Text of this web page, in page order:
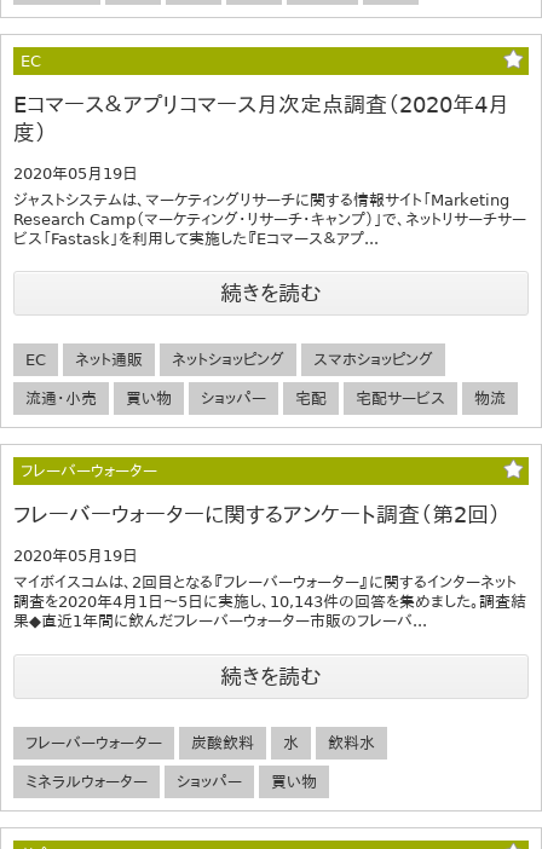
EC
Eコマース＆アプリコマース月次定点調査（2020年4月
度）
2020年05月19日
ジャストシステムは、マーケティングリサーチに関する情報サイト「Marketing
Research Camp（マーケティング・リサーチ・キャンプ）」で、ネットリサーチサー
ビス「Fastask」を利用して実施した『Eコマース＆アプ...
続きを読む
EC ネット通販 ネットショッピング スマホショッピング
流通・小売 買い物 ショッパー 宅配 宅配サービス 物流
フレーバーウォーター
フレーバーウォーターに関するアンケート調査（第2回）
2020年05月19日
マイボイスコムは、2回目となる『フレーバーウォーター』に関するインターネット
調査を2020年4月1日～5日に実施し、10,143件の回答を集めました。調査結
果◆直近1年間に飲んだフレーバーウォーター市販のフレーバ...
続きを読む
フレーバーウォーター 炭酸飲料 水 飲料水
ミネラルウォーター ショッパー 買い物